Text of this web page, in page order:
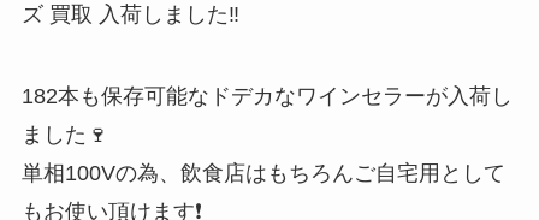
ズ 買取 入荷しました‼️
182本も保存可能なドデカなワインセラーが入荷し
ました🍷
単相100Vの為、飲食店はもちろんご自宅用として
もお使い頂けます❗️